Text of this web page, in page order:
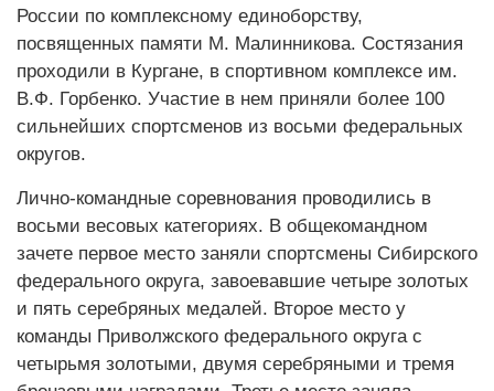
России по комплексному единоборству,
посвященных памяти М. Малинникова. Состязания
проходили в Кургане, в спортивном комплексе им.
В.Ф. Горбенко. Участие в нем приняли более 100
сильнейших спортсменов из восьми федеральных
округов.
Лично-командные соревнования проводились в
восьми весовых категориях. В общекомандном
зачете первое место заняли спортсмены Сибирского
федерального округа, завоевавшие четыре золотых
и пять серебряных медалей. Второе место у
команды Приволжского федерального округа с
четырьмя золотыми, двумя серебряными и тремя